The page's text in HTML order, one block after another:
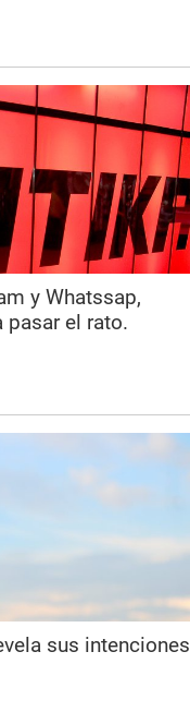
y Whatssap,
pasar el rato.
sus intenciones